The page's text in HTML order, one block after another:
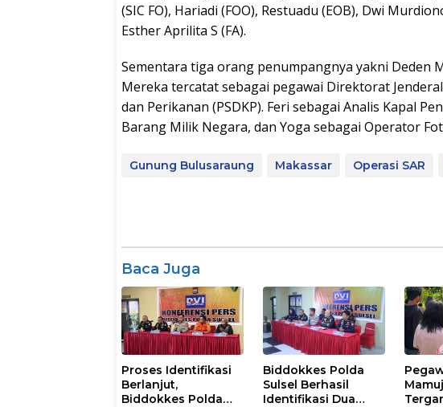
(SIC FO), Hariadi (FOO), Restuadu (EOB), Dwi
Esther Aprilita S (FA).
Sementara tiga orang penumpangnya yakni Deden
Mereka tercatat sebagai pegawai Direktorat
dan Perikanan (PSDKP). Feri sebagai Analis Kapal
Barang Milik Negara, dan Yoga sebagai Operator
Gunung Bulusaraung Makassar Operasi SAR
Baca Juga
Proses Identifikasi
Berlanjut,
Biddokkes Polda
Biddokkes Polda
Sulsel Berhasil
Identifikasi Dua